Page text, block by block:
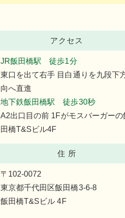
アクセス
JR飯田橋駅 徒歩1分
東口を出て右手 目白通りを九段下
向へ直進
地下鉄飯田橋駅 徒歩30秒
A2出口目の前 1Fがモスバーガーの
田橋T&Sビル4F
住 所
〒102-0072
東京都千代田区飯田橋3-6-8
飯田橋T&Sビル 4F